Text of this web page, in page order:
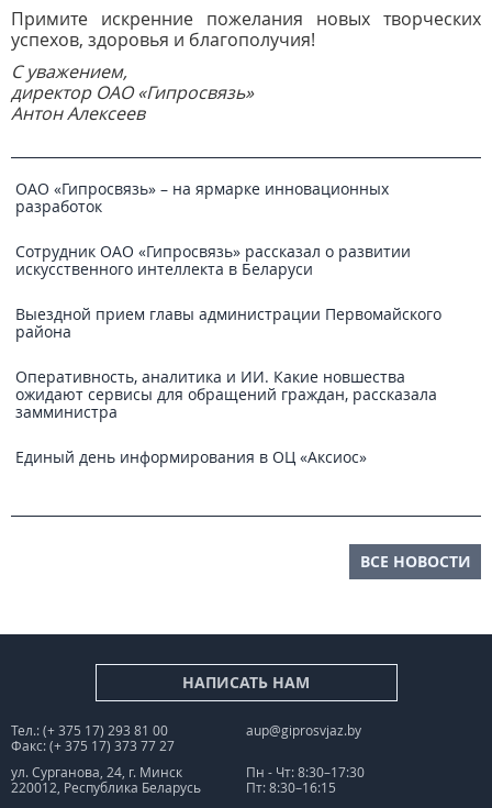
Примите искренние пожелания новых творческих
успехов, здоровья и благополучия!
С уважением,
директор ОАО «Гипросвязь»
Антон Алексеев
ОАО «Гипросвязь» – на ярмарке инновационных
разработок
Сотрудник ОАО «Гипросвязь» рассказал о развитии
искусственного интеллекта в Беларуси
Выездной прием главы администрации Первомайского
района
Оперативность, аналитика и ИИ. Какие новшества
ожидают сервисы для обращений граждан, рассказала
замминистра
Единый день информирования в ОЦ «Аксиос»
ВСЕ НОВОСТИ
НАПИСАТЬ НАМ
Тел.: (+ 375 17) 293 81 00
Факс: (+ 375 17) 373 77 27
aup@giprosvjaz.by
ул. Сурганова, 24, г. Минск
220012, Республика Беларусь
Пн - Чт: 8:30–17:30
Пт: 8:30–16:15